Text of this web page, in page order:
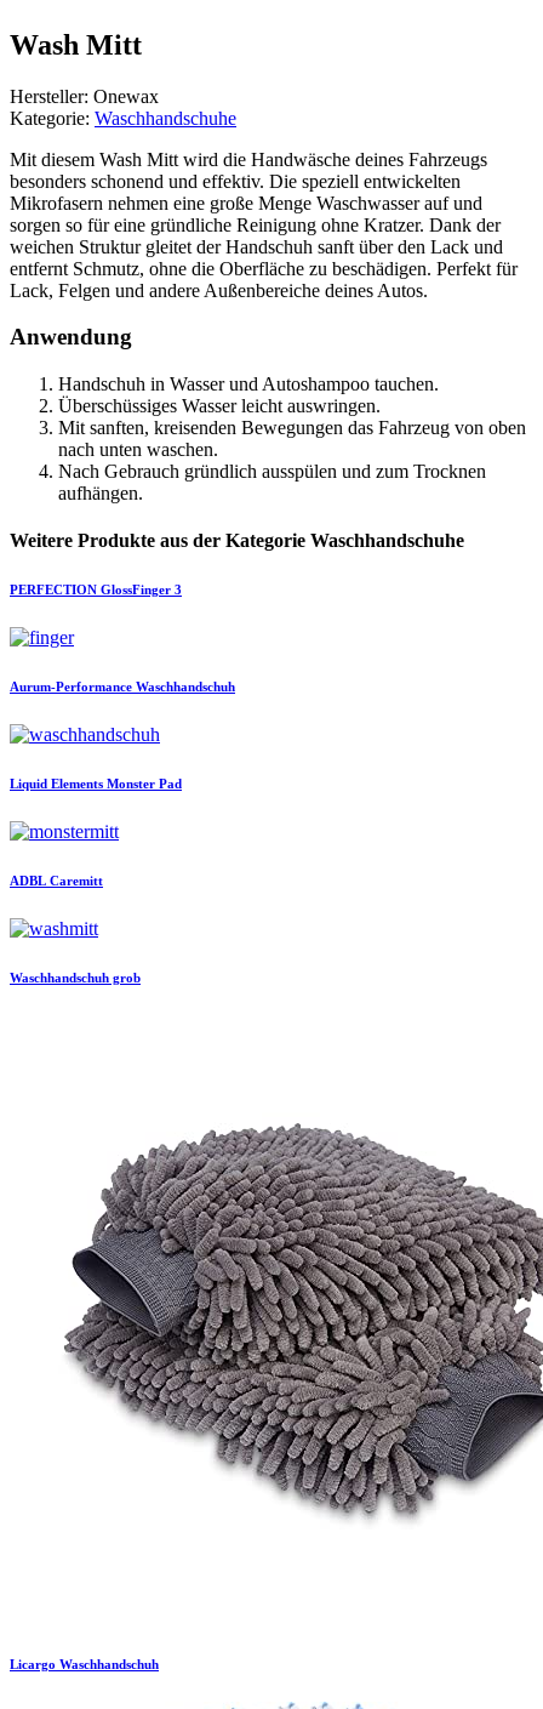
Wash Mitt
Hersteller: Onewax
Kategorie: Waschhandschuhe
Mit diesem Wash Mitt wird die Handwäsche deines Fahrzeugs
besonders schonend und effektiv. Die speziell entwickelten
Mikrofasern nehmen eine große Menge Waschwasser auf und
sorgen so für eine gründliche Reinigung ohne Kratzer. Dank der
weichen Struktur gleitet der Handschuh sanft über den Lack und
entfernt Schmutz, ohne die Oberfläche zu beschädigen. Perfekt für
Lack, Felgen und andere Außenbereiche deines Autos.
Anwendung
Handschuh in Wasser und Autoshampoo tauchen.
Überschüssiges Wasser leicht auswringen.
Mit sanften, kreisenden Bewegungen das Fahrzeug von oben
nach unten waschen.
Nach Gebrauch gründlich ausspülen und zum Trocknen
aufhängen.
Weitere Produkte aus der Kategorie Waschhandschuhe
PERFECTION GlossFinger 3
Aurum-Performance Waschhandschuh
Liquid Elements Monster Pad
ADBL Caremitt
Waschhandschuh grob
Licargo Waschhandschuh